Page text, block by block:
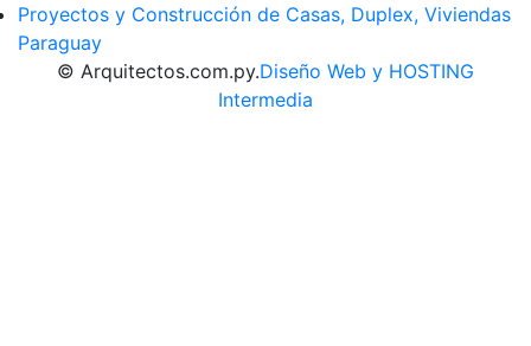
Proyectos y Construcción de Casas, Duplex, Viviendas
Paraguay
© Arquitectos.com.py.Diseño Web y HOSTING
Intermedia